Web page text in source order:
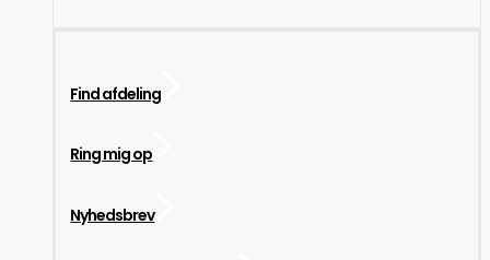
Find afdeling
Ring mig op
Nyhedsbrev